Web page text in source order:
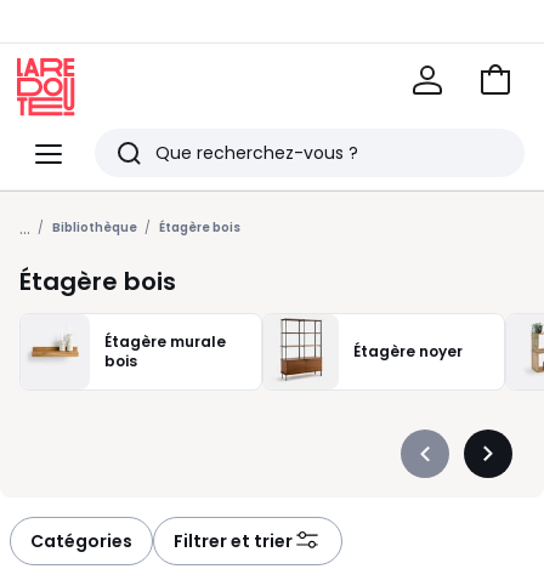
Menu
Redoute
Rechercher
Derniers
articles
vus
Voir
... Bibliothèque Étagère bois
Étagère bois
Étagère murale
bois
Étagère noyer
Précédent
Catégories Filtrer et trier